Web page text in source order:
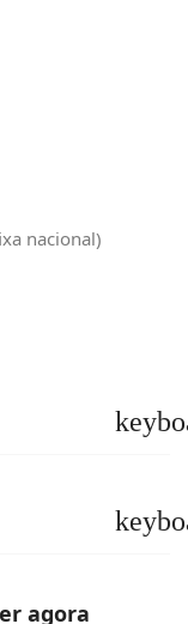
nacional)
agora